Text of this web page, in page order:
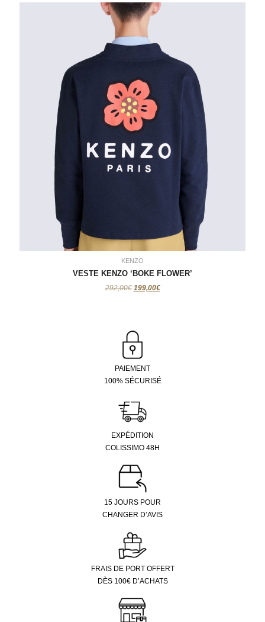
était :
127,00€.
est :
KENZO
VESTE KENZO ‘BOKE FLOWER’
292,00€ Le
292,00€.
199,00€Le
KENZO
VESTE KENZO 'BOKE FLOWER'
PAIEMENT
100% SÉCURISÉ
EXPÉDITION
COLISSIMO 48H
15 JOURS POUR
CHANGER D’AVIS
FRAIS DE PORT OFFERT
DÈS 100€ D’ACHATS